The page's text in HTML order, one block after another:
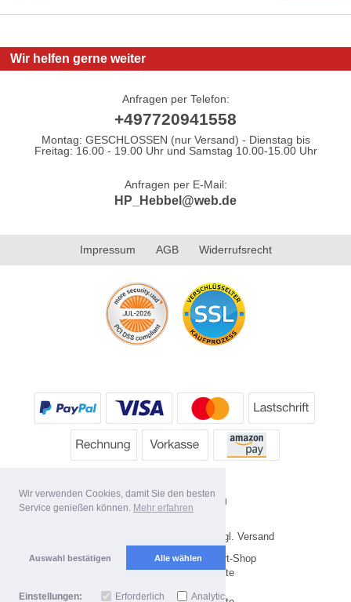
Wir verwenden Cookies, damit Sie den besten
Service genießen können. Mehr erfahren
Auswahl bestätigen Alle wählen
Einstellungen: Erforderlich Analytics
Wir helfen gerne weiter
Anfragen per Telefon:
+497720941558
Montag: GESCHLOSSEN (nur Versand) - Dienstag bis
Freitag: 16.00 - 19.00 Uhr und Samstag 10.00-15.00 Uhr
Anfragen per E-Mail:
HP_Hebbel@web.de
Impressum AGB Widerrufsrecht
* Alle Preise inkl. MwSt. evtl. zzgl. Versand
Copyright 2026 by HP's Sport-Shop
Mobile Shop by Shopgate